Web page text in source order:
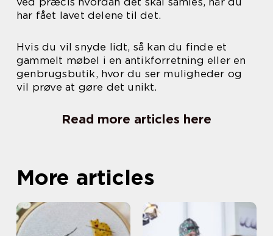
har fået lavet delene til det.
Hvis du vil snyde lidt, så kan du finde et
gammelt møbel i en antikforretning eller en
genbrugsbutik, hvor du ser muligheder og
vil prøve at gøre det unikt.
Read more articles here
More articles